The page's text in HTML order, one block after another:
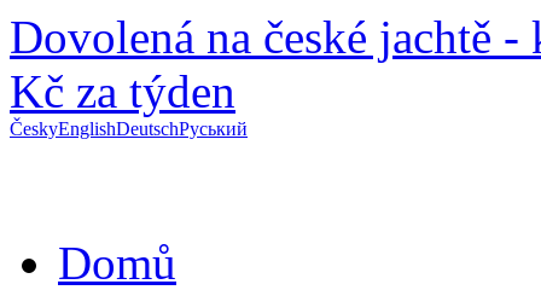
Dovolená na české jachtě
Kč za týden
ČeskyEnglishDeutschРуський
Domů